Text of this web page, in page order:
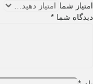
امتیاز شما
دیدگاه شما *